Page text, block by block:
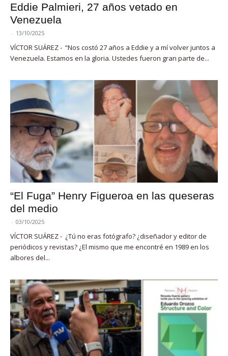
Eddie Palmieri, 27 años vetado en
Venezuela
- 13/10/2025
VÍCTOR SUÁREZ - “Nos costó 27 años a Eddie y a mí volver juntos a
Venezuela. Estamos en la gloria. Ustedes fueron gran parte de...
“El Fuga” Henry Figueroa en las queseras
del medio
- 03/10/2025
VÍCTOR SUÁREZ - ¿Tú no eras fotógrafo? ¿diseñador y editor de
periódicos y revistas? ¿El mismo que me encontré en 1989 en los
albores del...